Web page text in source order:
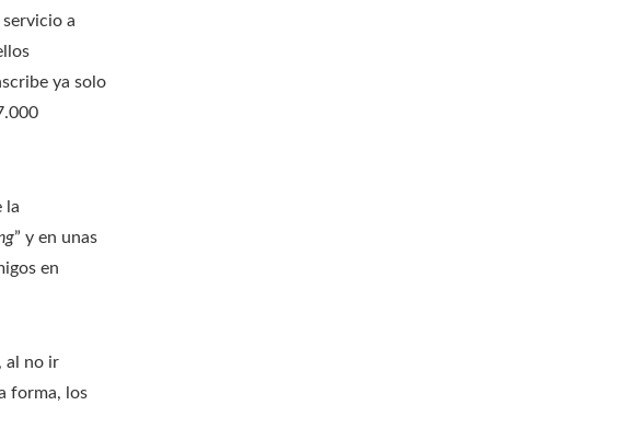
a
ya solo
la
” y en unas
en
al no ir
forma, los